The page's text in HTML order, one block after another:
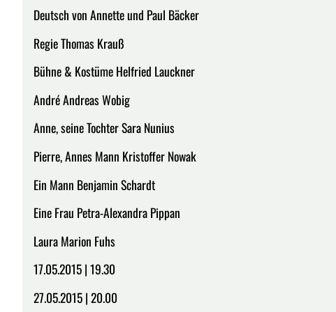
Deutsch von Annette und Paul Bäcker
Regie Thomas Krauß
Bühne & Kostüme Helfried Lauckner
André Andreas Wobig
Anne, seine Tochter Sara Nunius
Pierre, Annes Mann Kristoffer Nowak
Ein Mann Benjamin Schardt
Eine Frau Petra-Alexandra Pippan
Laura Marion Fuhs
17.05.2015 | 19.30
27.05.2015 | 20.00